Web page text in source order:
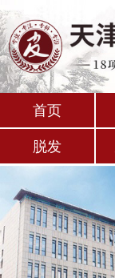
首页
脱发